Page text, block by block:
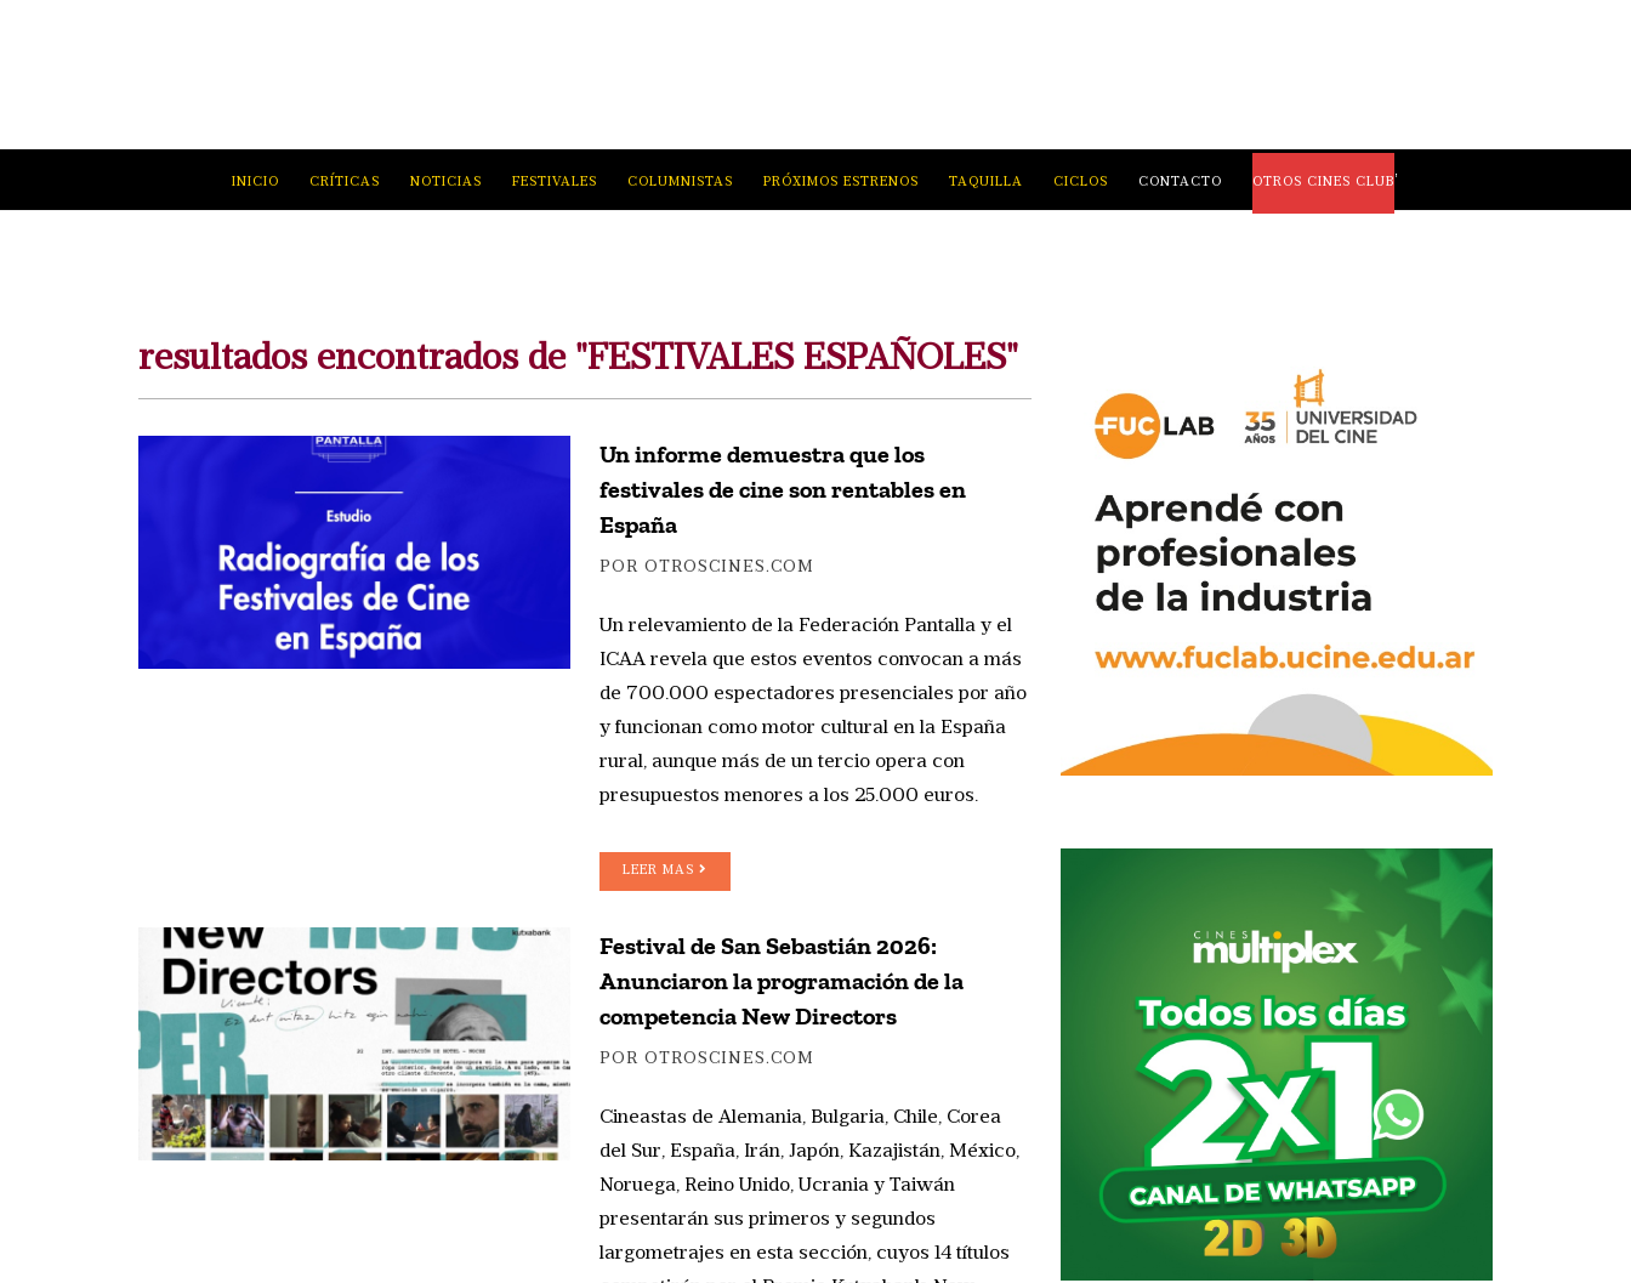
INICIO CRÍTICAS NOTICIAS FESTIVALES COLUMNISTAS PRÓXIMOS ESTRENOS TAQUILLA CICLOS CONTACTO OTROS CINES CLUB
resultados encontrados de "FESTIVALES ESPAÑOLES"
Un informe demuestra que los
festivales de cine son rentables en
España
POR OTROSCINES.COM
Un relevamiento de la Federación Pantalla y el
ICAA revela que estos eventos convocan a más
de 700.000 espectadores presenciales por año
y funcionan como motor cultural en la España
rural, aunque más de un tercio opera con
presupuestos menores a los 25.000 euros.
LEER MAS
Festival de San Sebastián 2026:
Anunciaron la programación de la
competencia New Directors
POR OTROSCINES.COM
Cineastas de Alemania, Bulgaria, Chile, Corea
del Sur, España, Irán, Japón, Kazajistán, México,
Noruega, Reino Unido, Ucrania y Taiwán
presentarán sus primeros y segundos
largometrajes en esta sección, cuyos 14 títulos